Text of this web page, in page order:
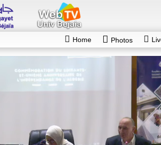
Home Photos